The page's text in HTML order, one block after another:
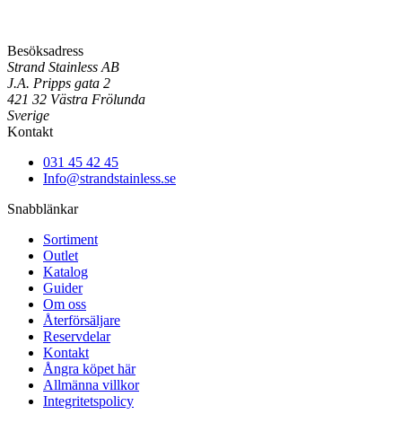
Besöksadress
Strand Stainless AB
J.A. Pripps gata 2
421 32 Västra Frölunda
Sverige
Kontakt
031 45 42 45
Info@strandstainless.se
Snabblänkar
Sortiment
Outlet
Katalog
Guider
Om oss
Återförsäljare
Reservdelar
Kontakt
Ångra köpet här
Allmänna villkor
Integritetspolicy